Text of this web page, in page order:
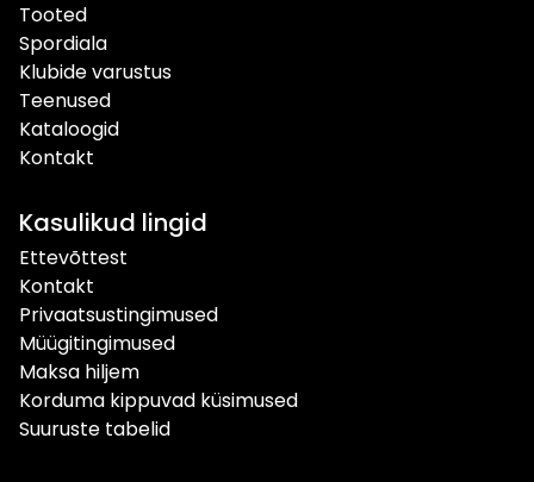
Tooted
Spordiala
Klubide varustus
Teenused
Kataloogid
Kontakt
Kasulikud lingid
Ettevõttest
Kontakt
Privaatsustingimused
Müügitingimused
Maksa hiljem
Korduma kippuvad küsimused
Suuruste tabelid